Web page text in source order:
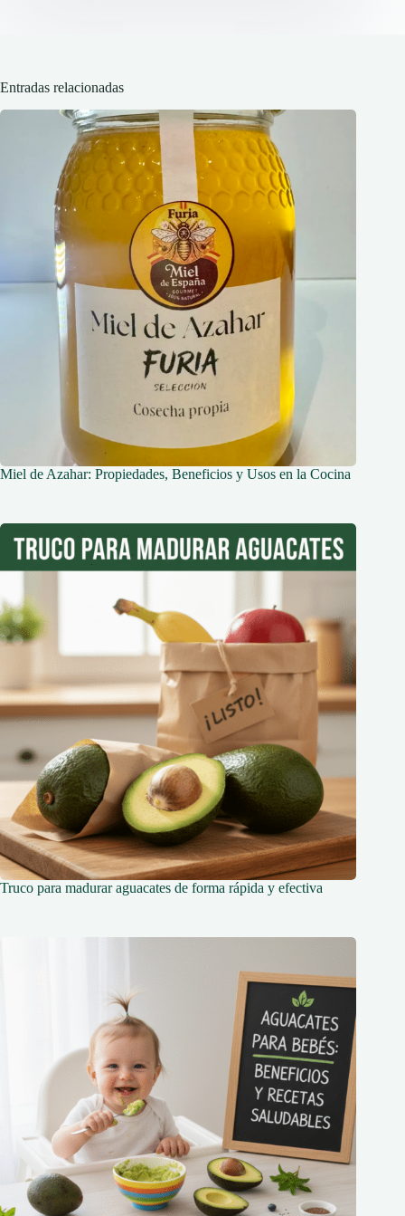
Entradas relacionadas
Miel de Azahar: Propiedades, Beneficios y Usos en la Cocina
Truco para madurar aguacates de forma rápida y efectiva